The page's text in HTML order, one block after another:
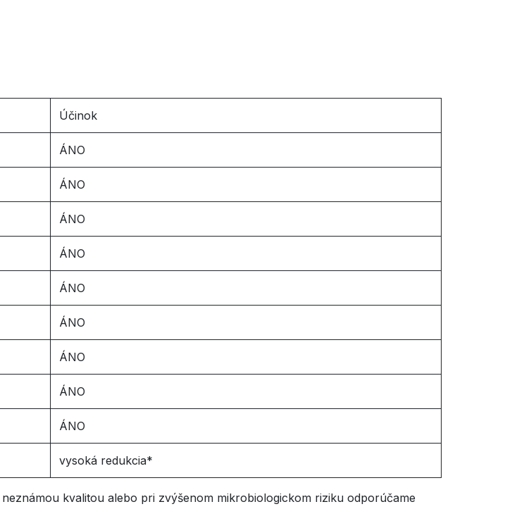
Účinok
ÁNO
ÁNO
ÁNO
ÁNO
ÁNO
ÁNO
ÁNO
ÁNO
ÁNO
vysoká redukcia*
kvalitou alebo pri zvýšenom mikrobiologickom riziku odporúčame